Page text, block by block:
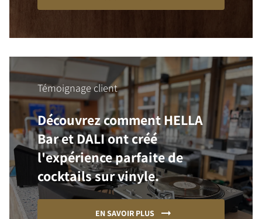
Témoignage client
Découvrez comment HELLA
Bar et DALI ont créé
l'expérience parfaite de
cocktails sur vinyle.
EN SAVOIR PLUS